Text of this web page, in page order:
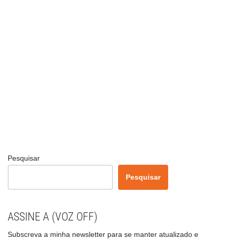
Pesquisar
Pesquisar
ASSINE A (VOZ OFF)
Subscreva a minha newsletter para se manter atualizado e